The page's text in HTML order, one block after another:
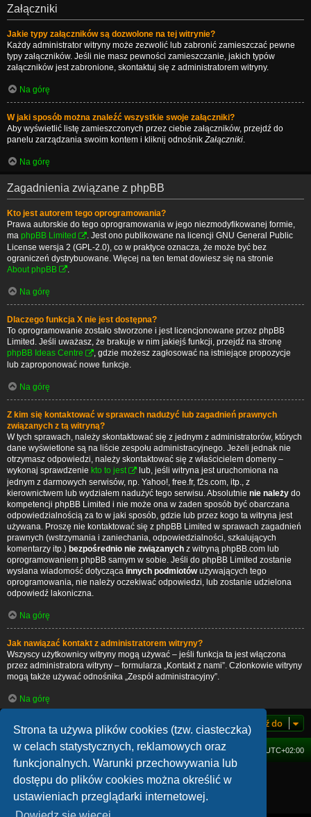
Strona ta używa plików cookies (tzw. ciasteczka)
w celach statystycznych, reklamowych oraz
funkcjonalnych. Warunki przechowywania lub
dostępu do plików cookies można określić w
ustawieniach przeglądarki internetowej.
Załączniki
Jakie typy załączników są dozwolone na tej witrynie?
Każdy administrator witryny może zezwolić lub zabronić zamieszczać pewne
typy załączników. Jeśli nie masz pewności zamieszczanie, jakich typów
załączników jest zabronione, skontaktuj się z administratorem witryny.
Na górę
W jaki sposób można znaleźć wszystkie swoje załączniki?
Aby wyświetlić listę zamieszczonych przez ciebie załączników, przejdź do
panelu zarządzania swoim kontem i kliknij odnośnikZałączniki.
Na górę
Zagadnienia związane z phpBB
Kto jest autorem tego oprogramowania?
Prawa autorskie do tego oprogramowania w jego niezmodyfikowanej formie,
ma phpBB Limited
. Jest ono publikowane na licencji GNU General Public
License wersja 2 (GPL-2.0), co w praktyce oznacza, że może być bez
ograniczeń dystrybuowane. Więcej na ten temat dowiesz się na stronie
About phpBB
Na górę
Dlaczego funkcja X nie jest dostępna?
To oprogramowanie zostało stworzone i jest licencjonowane przez phpBB
Limited. Jeśli uważasz, że brakuje w nim jakiejś funkcji, przejdź na stronę
phpBB Ideas Centre
, gdzie możesz zagłosować na istniejące propozycje
lub zaproponować nowe funkcje.
Na górę
Z kim się kontaktować w sprawach nadużyć lub zagadnień prawnych
związanych z tą witryną?
W tych sprawach, należy skontaktować się z jednym z administratorów, których
dane wyświetlone są na liście zespołu administracyjnego. Jeżeli jednak nie
otrzymasz odpowiedzi, należy skontaktować się z właścicielem domeny –
wykonaj sprawdzenie kto to jest
lub, jeśli witryna jest uruchomiona na
jednym z darmowych serwisów, np. Yahoo!, free.fr, f2s.com, itp., z
kierownictwem lub wydziałem nadużyć tego serwisu. Absolutnie nie należy do
kompetencji phpBB Limited i nie może ona w żaden sposób być obarczana
odpowiedzialnością za to w jaki sposób, gdzie lub przez kogo ta witryna jest
używana. Proszę nie kontaktować się z phpBB Limited w sprawach zagadnień
prawnych (wstrzymania i zaniechania, odpowiedzialności, szkalujących
komentarzy itp.) bezpośrednio nie związanych z witryną phpBB.com lub
oprogramowaniem phpBB samym w sobie. Jeśli do phpBB Limited zostanie
wysłana wiadomość dotycząca innych podmiotówużywających tego
oprogramowania, nie należy oczekiwać odpowiedzi, lub zostanie udzielona
odpowiedź lakoniczna.
Na górę
Jak nawiązać kontakt z administratorem witryny?
Wszyscy użytkownicy witryny mogą używać – jeśli funkcja ta jest włączona
przez administratora witryny – formularza „Kontakt z nami”. Członkowie witryny
mogą także używać odnośnika „Zespół administracyjny”.
Na górę
Przejdź do
FORUM Strefa czasowa UTC+02:00
Technologię dostarczaphpBB
® Forum Software © phpBB Limited
Zasady ochrony danych osobowych|Regulamin